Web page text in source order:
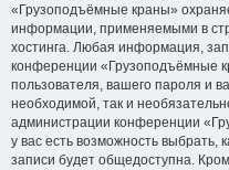
«Грузоподъёмные краны»
информации, применяемыми в
хостинга. Любая информация,
конференции «Грузоподъёмные
пользователя, вашего пароля и
необходимой, так и
администрации конференции
у вас есть возможность
записи будет общедоступна.